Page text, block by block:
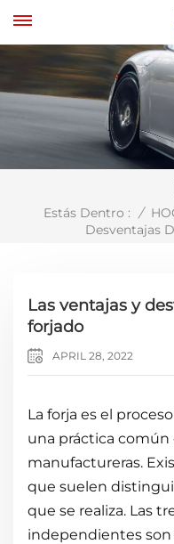
Estás Dentro : /
Desventajas
Las ventajas y
forjado
APRIL 28, 2022
La forja es el
una práctica común
manufactureras.
que suelen
que se realiza. Las
independientes